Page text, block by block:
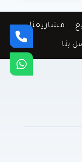
مشاريعنا
بنا